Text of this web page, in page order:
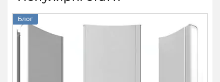
Блог